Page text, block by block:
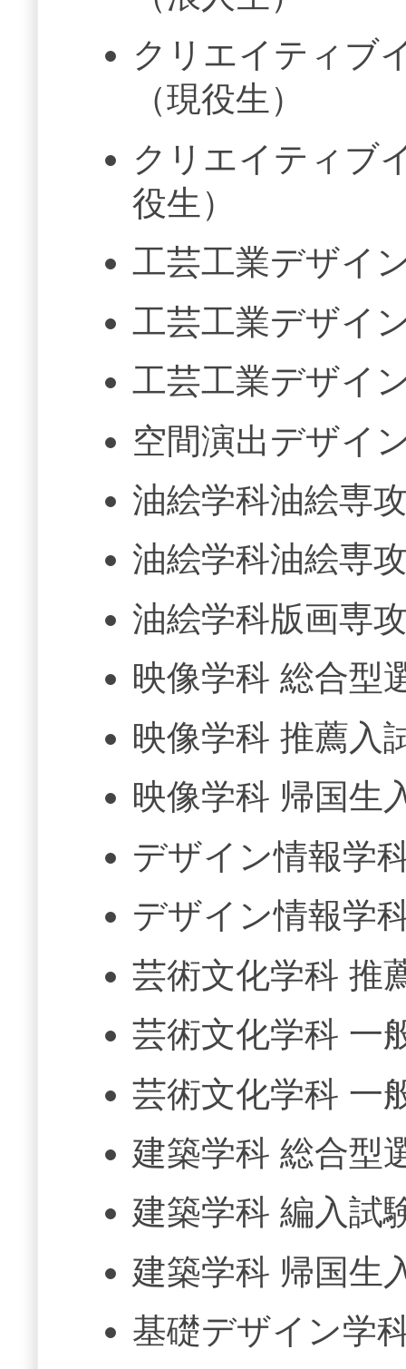
クリエイティブ
（現役生）
クリエイティブ
役生）
工芸工業デザイ
工芸工業デザイ
工芸工業デザイ
空間演出デザイ
油絵学科油絵専
油絵学科油絵専
油絵学科版画専
映像学科 総合型
映像学科 推薦入
映像学科 帰国生
デザイン情報学
デザイン情報学
芸術文化学科 推
芸術文化学科 一
芸術文化学科 一
建築学科 総合型
建築学科 編入試
建築学科 帰国生
基礎デザイン学